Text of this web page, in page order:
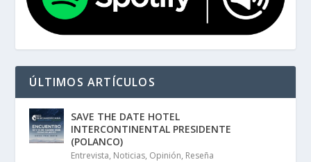
ÚLTIMOS ARTÍCULOS
SAVE THE DATE HOTEL
INTERCONTINENTAL PRESIDENTE
(POLANCO)
Entrevista, Noticias, Opinión, Reseña